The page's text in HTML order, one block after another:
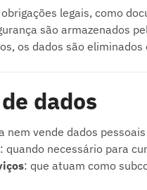
legais, como
são armazenados
os dados são
dados
nem vende dados
: quando necessário para
: que atuam como